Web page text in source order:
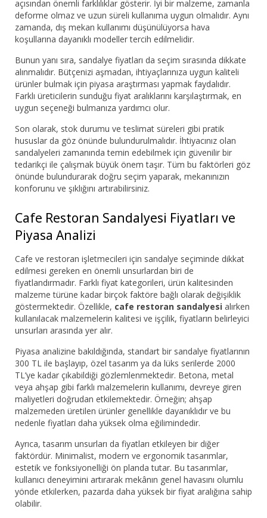
açısından önemli farklılıklar gösterir. İyi bir malzeme, zamanla
deforme olmaz ve uzun süreli kullanıma uygun olmalıdır. Aynı
zamanda, dış mekan kullanımı düşünülüyorsa hava
koşullarına dayanıklı modeller tercih edilmelidir.
Bunun yanı sıra, sandalye fiyatları da seçim sırasında dikkate
alınmalıdır. Bütçenizi aşmadan, ihtiyaçlarınıza uygun kaliteli
ürünler bulmak için piyasa araştırması yapmak faydalıdır.
Farklı üreticilerin sunduğu fiyat aralıklarını karşılaştırmak, en
uygun seçeneği bulmanıza yardımcı olur.
Son olarak, stok durumu ve teslimat süreleri gibi pratik
hususlar da göz önünde bulundurulmalıdır. İhtiyacınız olan
sandalyeleri zamanında temin edebilmek için güvenilir bir
tedarikçi ile çalışmak büyük önem taşır. Tüm bu faktörleri göz
önünde bulundurarak doğru seçim yaparak, mekanınızın
konforunu ve şıklığını artırabilirsiniz.
Cafe Restoran Sandalyesi Fiyatları ve
Piyasa Analizi
Cafe ve restoran işletmecileri için sandalye seçiminde dikkat
edilmesi gereken en önemli unsurlardan biri de
fiyatlandırmadır. Farklı fiyat kategorileri, ürün kalitesinden
malzeme türüne kadar birçok faktöre bağlı olarak değişiklik
göstermektedir. Özellikle, cafe restoran sandalyesi alırken
kullanılacak malzemelerin kalitesi ve işçilik, fiyatların belirleyici
unsurları arasında yer alır.
Piyasa analizine bakıldığında, standart bir sandalye fiyatlarının
300 TL ile başlayıp, özel tasarım ya da lüks serilerde 2000
TL’ye kadar çıkabildiği gözlemlenmektedir. Betona, metal
veya ahşap gibi farklı malzemelerin kullanımı, devreye giren
maliyetleri doğrudan etkilemektedir. Örneğin; ahşap
malzemeden üretilen ürünler genellikle dayanıklıdır ve bu
nedenle fiyatları daha yüksek olma eğilimindedir.
Ayrıca, tasarım unsurları da fiyatları etkileyen bir diğer
faktördür. Minimalist, modern ve ergonomik tasarımlar,
estetik ve fonksiyonelliği ön planda tutar. Bu tasarımlar,
kullanıcı deneyimini artırarak mekânın genel havasını olumlu
yönde etkilerken, pazarda daha yüksek bir fiyat aralığına sahip
olabilir.